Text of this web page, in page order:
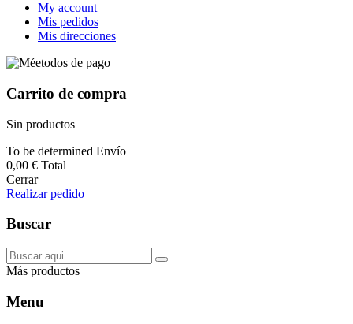
My account
Mis pedidos
Mis direcciones
Carrito de compra
Sin productos
To be determined Envío
0,00 € Total
Cerrar
Realizar pedido
Buscar
Más productos
Menu